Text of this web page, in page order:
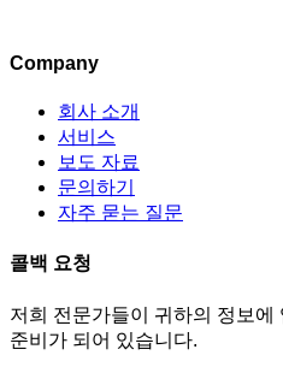
Company
회사 소개
서비스
보도 자료
문의하기
자주 묻는 질문
콜백 요청
저희 전문가들이 귀하의 정보
준비가 되어 있습니다.